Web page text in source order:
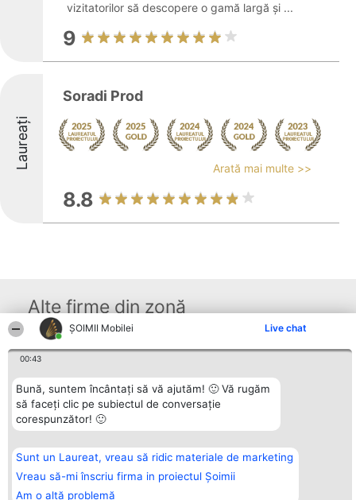
ȘOIMII Mobilei Live chat
00:43
Bună, suntem încântați să vă ajutăm! 🙂 Vă rugăm
să faceți clic pe subiectul de conversație
corespunzător! 🙂
Sunt un Laureat, vreau să ridic materiale de marketing
Vreau să-mi înscriu firma in proiectul Șoimii
Am o altă problemă
vizitatorilor să descopere o gamă largă și ...
9
Laureați
Soradi Prod
Arată mai multe >>
8.8
Alte firme din zonă
Organizator Ranking
Aleea Timisul De Sus 2 Bl. A30
Sc. A Et. 4 Ap. 13 Cod 061952
București
CUI 36737675
tel: +40 770 990 492
Lista Tuturor
Laureaților
Reguli
Politica de